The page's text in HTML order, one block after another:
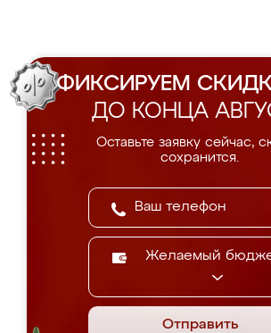
ФИКСИРУЕМ
ДО КОНЦА
Оставьте заявку сейчас,
сохранится.
Желаемый
Отправить